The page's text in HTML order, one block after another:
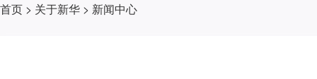
首页 > 关于新华 > 新闻中心